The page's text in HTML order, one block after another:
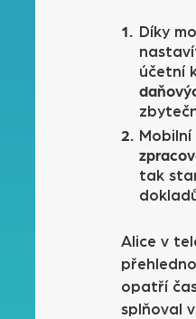
Díky
účetní
tak
Alice v
opatří
splňoval